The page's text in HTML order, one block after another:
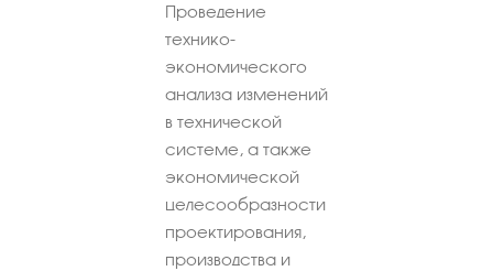
Проведение
технико-
экономического
анализа изменений
в технической
системе, а также
экономической
целесообразности
проектирования,
производства и